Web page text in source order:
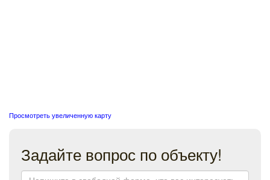
Просмотреть увеличенную карту
Задайте вопрос по объекту!